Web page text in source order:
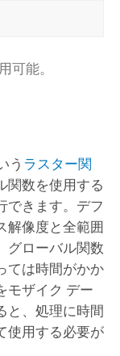
可能。
う ラスター関
関数を使用する
できます。デフ
解像度と全範囲
グローバル関数
ては時間がかか
モザイク デー
と、処理に時間
使用する必要が